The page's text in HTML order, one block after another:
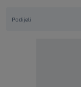
Podijeli